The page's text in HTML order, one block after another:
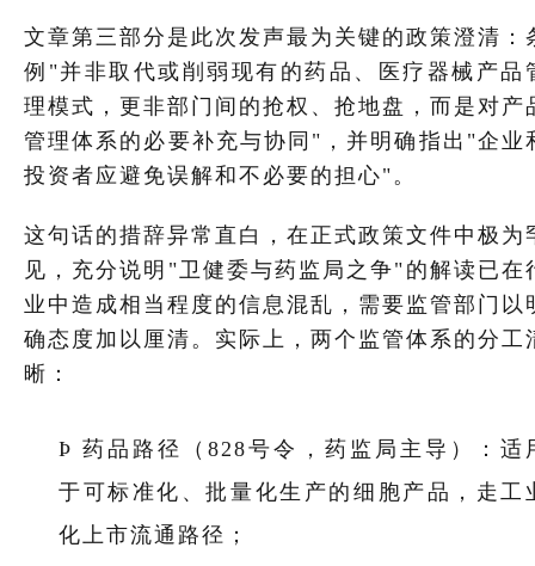
文章第三部分是此次发声最为关键的政策澄清：
例"并非取代或削弱现有的药品、医疗器械产品
理模式，更非部门间的抢权、抢地盘，而是对产
管理体系的必要补充与协同"，并明确指出"企业
投资者应避免误解和不必要的担心"。
这句话的措辞异常直白，在正式政策文件中极为
见，充分说明"卫健委与药监局之争"的解读已在
业中造成相当程度的信息混乱，需要监管部门以
确态度加以厘清。实际上，两个监管体系的分工
晰：
Þ药品路径（828号令，药监局主导）：适
于可标准化、批量化生产的细胞产品，走工
化上市流通路径；